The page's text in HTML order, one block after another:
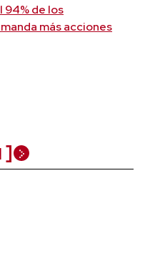
94% de los
más acciones